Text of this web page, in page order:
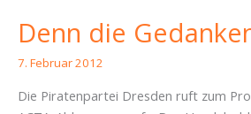
Für
Transparenz
und
Denn die
7. Februar 2012
Die Piratenpartei Dresden ruft zum